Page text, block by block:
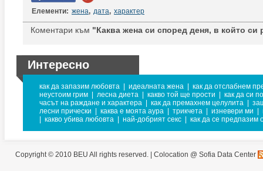
Елементи: жена, дата, характер
Коментари към "Каква жена си според деня, в който си
Интересно
как да запазим любовта идеалната жена
как да отслабнем
неустоим грим
лесна диета какво той ще прости
как да си
часът на раждане и характера
как да премахнем целулита
лесни прически
каква е моята аура трикчета изневери ми
какво убива любовта най-добрият секс как да се предпазим
Copyright © 2010 BEU All rights reserved. | Colocation @ Sofia Data Center